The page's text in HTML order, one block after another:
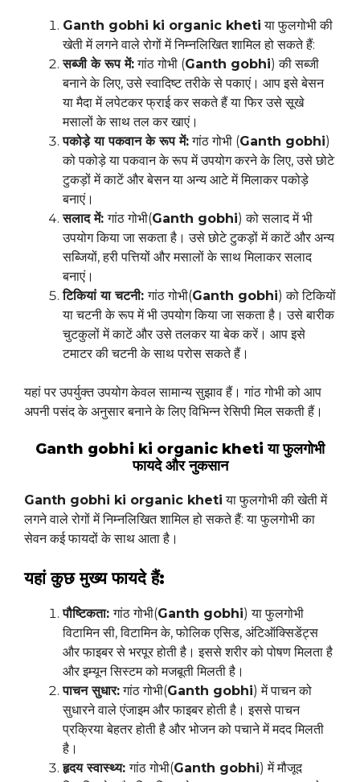
Ganth gobhi ki organic kheti या फुलगोभी की
खेती में लगने वाले रोगों में निम्नलिखित शामिल हो सकते हैं:
सब्जी के रूप में:गांठ गोभी (Ganth gobhi) की सब्जी
बनाने के लिए, उसे स्वादिष्ट तरीके से पकाएं। आप इसे बेसन
या मैदा में लपेटकर फ्राई कर सकते हैं या फिर उसे सूखे
मसालों के साथ तल कर खाएं।
पकोड़े या पकवान के रूप में:गांठ गोभी (Ganth gobhi)
को पकोड़े या पकवान के रूप में उपयोग करने के लिए, उसे छोटे
टुकड़ों में काटें और बेसन या अन्य आटे में मिलाकर पकोड़े
बनाएं।
सलाद में:गांठ गोभी(Ganth gobhi) को सलाद में भी
उपयोग किया जा सकता है। उसे छोटे टुकड़ों में काटें और अन्य
सब्जियों, हरी पत्तियों और मसालों के साथ मिलाकर सलाद
बनाएं।
टिकियां या चटनी:गांठ गोभी(Ganth gobhi) को टिकियों
या चटनी के रूप में भी उपयोग किया जा सकता है। उसे बारीक
चुटकुलों में काटें और उसे तलकर या बेक करें। आप इसे
टमाटर की चटनी के साथ परोस सकते हैं।
यहां पर उपर्युक्त उपयोग केवल सामान्य सुझाव हैं। गांठ गोभी को आप
अपनी पसंद के अनुसार बनाने के लिए विभिन्न रेसिपी मिल सकती हैं।
Ganth gobhi ki organic kheti या फुलगोभी
फायदे और नुकसान
Ganth gobhi ki organic kheti या फुलगोभी की खेती में
लगने वाले रोगों में निम्नलिखित शामिल हो सकते हैं: या फुलगोभी का
सेवन कई फायदों के साथ आता है।
यहां कुछ मुख्य फायदे हैं:
पौष्टिकता:गांठ गोभी(Ganth gobhi) या फुलगोभी
विटामिन सी, विटामिन के, फोलिक एसिड, अंटिऑक्सिडेंट्स
और फाइबर से भरपूर होती है। इससे शरीर को पोषण मिलता है
और इम्यून सिस्टम को मजबूती मिलती है।
पाचन सुधार:गांठ गोभी(Ganth gobhi) में पाचन को
सुधारने वाले एंजाइम और फाइबर होती है। इससे पाचन
प्रक्रिया बेहतर होती है और भोजन को पचाने में मदद मिलती
है।
हृदय स्वास्थ्य:गांठ गोभी(Ganth gobhi) में मौजूद